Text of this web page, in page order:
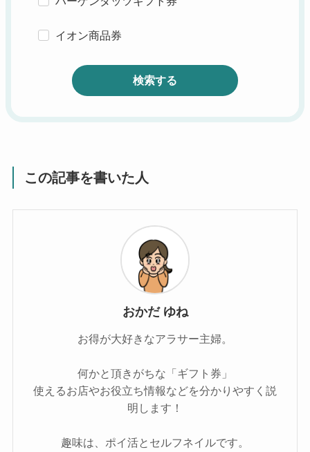
イオン商品券
検索する
この記事を書いた人
おかだ ゆね
お得が大好きなアラサー主婦。
何かと頂きがちな「ギフト券」
使えるお店やお役立ち情報などを分かりやすく説
明します！
趣味は、ポイ活とセルフネイルです。